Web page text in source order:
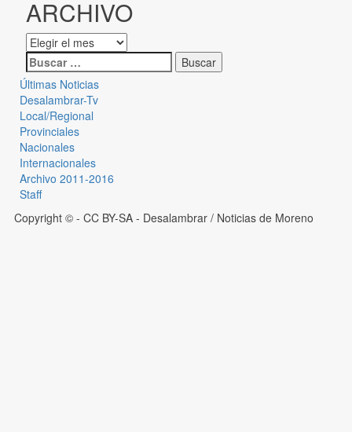
ARCHIVO
Últimas Noticias
Desalambrar-Tv
Local/Regional
Provinciales
Nacionales
Internacionales
Archivo 2011-2016
Staff
Copyright © - CC BY-SA - Desalambrar / Noticias de Moreno